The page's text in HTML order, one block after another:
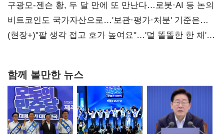
사과부터"
구광모-젠슨 황, 두 달 만에 또 만난다…로봇·AI 등 논의
비트코인도 국가자산으로…'보관·평가·처분' 기준은
숙제
(현장+)"팔 생각 접고 호가 높여요"…'덜 똘똘한 한 채'
함께 볼만한 뉴스